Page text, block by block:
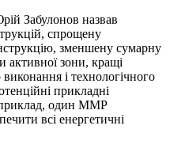
Забулонов назвав
спрощену
зменшену сумарну
активної зони, кращі
і технологічного
прикладні
один ММР
всі енергетичні